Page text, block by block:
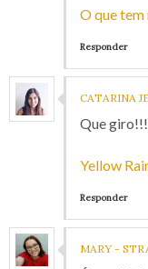
O que tem
Responder
CATARINA
Que
Yellow
Responder
MARY -